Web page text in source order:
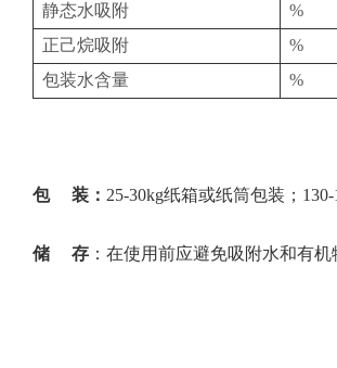
静态水吸附
%
正己烷吸附
%
包装水含量
%
包 装： 25-30kg纸箱或纸筒包装；130-
储 存 ：在使用前应避免吸附水和有